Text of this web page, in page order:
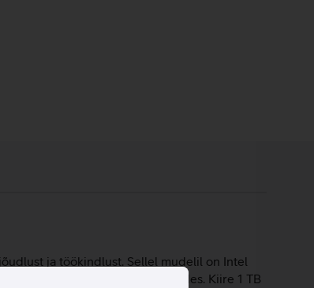
ja töökindlust. Sellel mudelil on Intel
nõudlike programmidega töötades. Kiire 1 TB